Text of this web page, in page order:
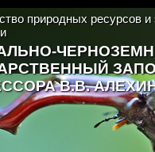
природных ресурсов и
В.В.